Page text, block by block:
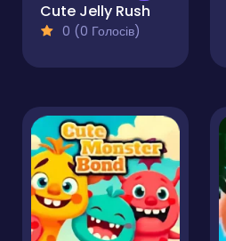
Cute Jelly Rush
0 (0 Голосів)